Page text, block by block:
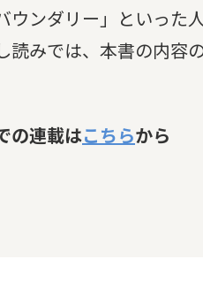
ウンダリー」といった
みでは、本書の内容の
の連載はこちらから